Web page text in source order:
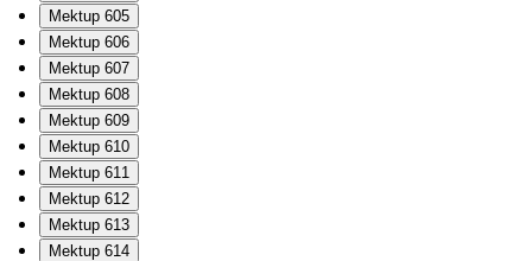
Mektup 605
Mektup 606
Mektup 607
Mektup 608
Mektup 609
Mektup 610
Mektup 611
Mektup 612
Mektup 613
Mektup 614